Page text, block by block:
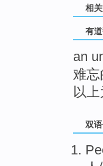
相
有
an
难
以
双